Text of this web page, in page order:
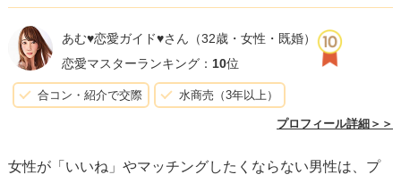
す。他の人と差別化
できるポイントを持っていないと、埋
もれてしまいがちです。
4. **メッセージを送るタイミングや内容が適切でない：**い
たく感じられることがあります。軽快で爽やかな最初のメ
あむ♥恋愛ガイド♥さん （32歳・女性・既婚）
恋愛マスターランキング： 10位
合コン・紹介で交際 水商売（3年以上）
プロフィール詳細＞＞
女性が「いいね」やマッチングしたくならない男性は、プ